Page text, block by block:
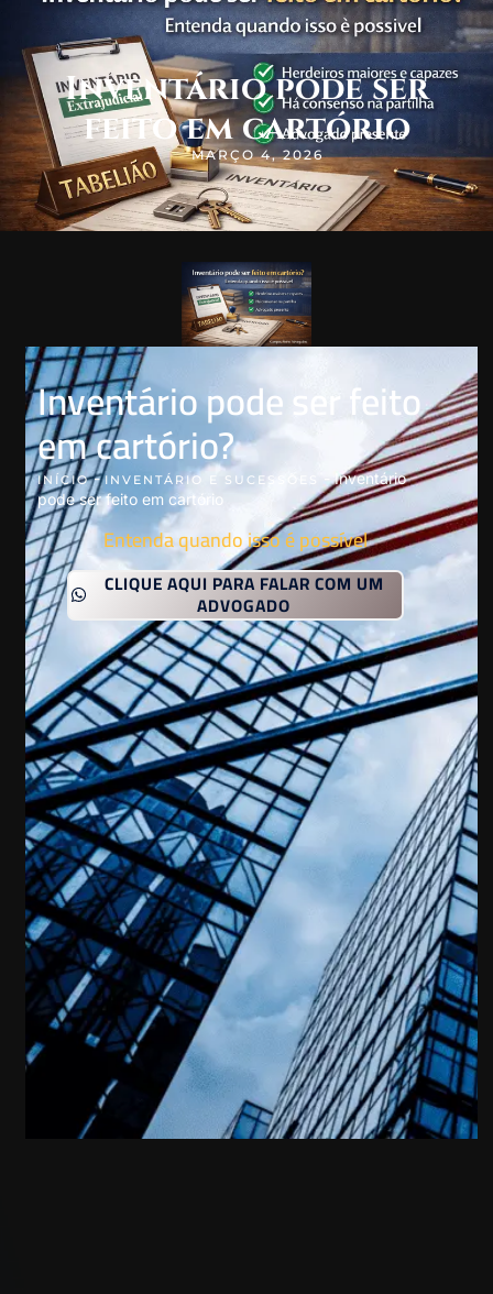
Inventário pode ser
feito em cartório
MARÇO 4, 2026
Inventário pode ser feito
em cartório?
INÍCIO-INVENTÁRIO E SUCESSÕES -Inventário
pode ser feito em cartório
Entenda quando isso é possível
CLIQUE AQUI PARA FALAR COM UM
ADVOGADO